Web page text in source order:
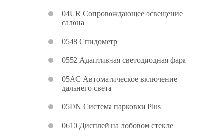
04UR Сопровождающее освещение
салона
0548 Спидометр
0552 Адаптивная светодиодная фара
05AC Автоматическое включение
дальнего света
05DN Система парковки Plus
0610 Дисплей на лобовом стекле